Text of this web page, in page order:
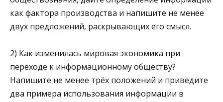
как фактора производства и напишите не менее
двух предложений, раскрывающих его смысл.
2) Как изменилась мировая экономика при
переходе к ин­формационному обществу?
Напишите не менее трёх поло­жений и приведите
два примера использования информа­ции в